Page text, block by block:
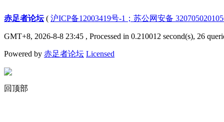
赤足者论坛( 沪ICP备12003419号-1；苏公网安备
GMT+8, 2026-8-8 23:45 , Processed in 0.210012 second(s), 26
Powered by 赤足者论坛 Licensed
回顶部